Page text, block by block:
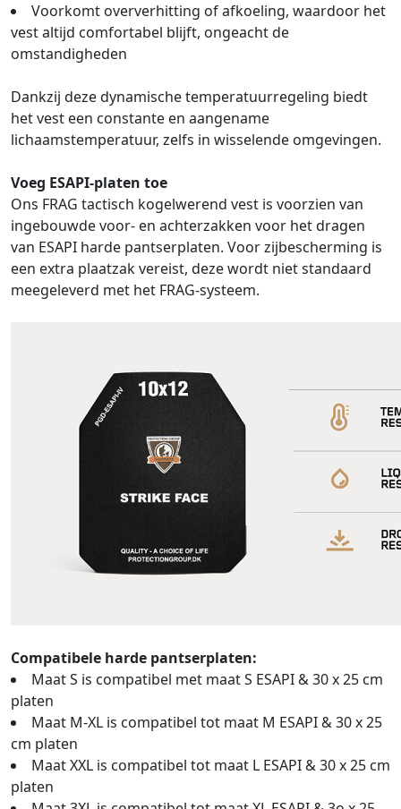
Voorkomt oververhitting of afkoeling, waardoor het
vest altijd comfortabel blijft, ongeacht de
omstandigheden
Dankzij deze dynamische temperatuurregeling biedt
het vest een constante en aangename
lichaamstemperatuur, zelfs in wisselende omgevingen.
Voeg ESAPI-platen toe
Ons FRAG tactisch kogelwerend vest is voorzien van
ingebouwde voor- en achterzakken voor het dragen
van ESAPI harde pantserplaten. Voor zijbescherming is
een extra plaatzak vereist, deze wordt niet standaard
meegeleverd met het FRAG-systeem.
Compatibele harde pantserplaten:
Maat S is compatibel met maat S ESAPI & 30 x 25 cm
platen
Maat M-XL is compatibel tot maat M ESAPI & 30 x 25
cm platen
Maat XXL is compatibel tot maat L ESAPI & 30 x 25 cm
platen